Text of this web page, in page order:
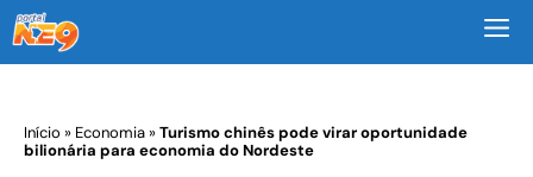
Início » Economia»Turismo chinês pode virar oportunidade
bilionária para economia do Nordeste